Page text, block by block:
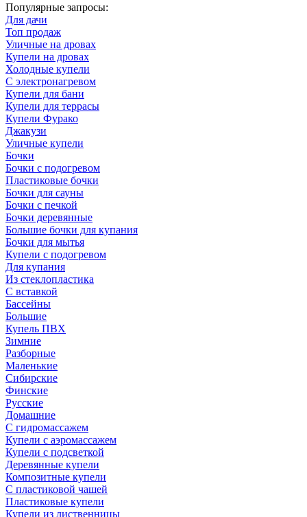
Популярные запросы:
Для дачи
Топ продаж
Уличные на дровах
Купели на дровах
Холодные купели
С электронагревом
Купели для бани
Купели для террасы
Купели Фурако
Джакузи
Уличные купели
Бочки
Бочки с подогревом
Пластиковые бочки
Бочки для сауны
Бочки с печкой
Бочки деревянные
Большие бочки для купания
Бочки для мытья
Купели с подогревом
Для купания
Из стеклопластика
С вставкой
Бассейны
Большие
Купель ПВХ
Зимние
Разборные
Маленькие
Сибирские
Финские
Русские
Домашние
С гидромассажем
Купели с аэромассажем
Купели с подсветкой
Деревянные купели
Композитные купели
С пластиковой чашей
Пластиковые купели
Купели из лиственницы